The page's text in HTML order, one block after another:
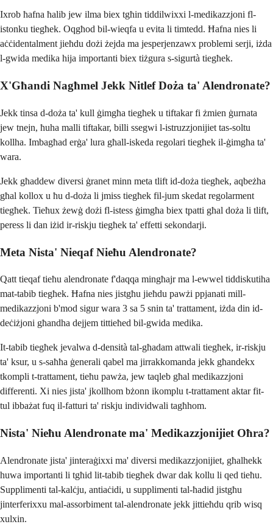
Ixrob ħafna ħalib jew ilma biex tgħin tiddilwixxi l-medikazzjoni fl-
istonku tiegħek. Oqgħod bil-wieqfa u evita li timtedd. Ħafna nies li
aċċidentalment jieħdu dożi żejda ma jesperjenzawx problemi serji, iżda
l-gwida medika hija importanti biex tiżgura s-sigurtà tiegħek.
X'Għandi Nagħmel Jekk Nitlef Doża ta' Alendronate?
Jekk tinsa d-doża ta' kull ġimgħa tiegħek u tiftakar fi żmien ġurnata
jew tnejn, ħuha malli tiftakar, billi ssegwi l-istruzzjonijiet tas-soltu
kollha. Imbagħad erġa' lura għall-iskeda regolari tiegħek il-ġimgħa ta'
wara.
Jekk għaddew diversi ġranet minn meta tlift id-doża tiegħek, aqbeżha
għal kollox u ħu d-doża li jmiss tiegħek fil-jum skedat regolarment
tiegħek. Tieħux żewġ dożi fl-istess ġimgħa biex tpatti għal doża li tlift,
peress li dan iżid ir-riskju tiegħek ta' effetti sekondarji.
Meta Nista' Nieqaf Nieħu Alendronate?
Qatt tieqaf tieħu alendronate f'daqqa mingħajr ma l-ewwel tiddiskutiha
mat-tabib tiegħek. Ħafna nies jistgħu jieħdu pawżi ppjanati mill-
medikazzjoni b'mod sigur wara 3 sa 5 snin ta' trattament, iżda din id-
deċiżjoni għandha dejjem tittieħed bil-gwida medika.
It-tabib tiegħek jevalwa d-densità tal-għadam attwali tiegħek, ir-riskju
ta' ksur, u s-saħħa ġenerali qabel ma jirrakkomanda jekk għandekx
tkompli t-trattament, tieħu pawża, jew taqleb għal medikazzjoni
differenti. Xi nies jista' jkollhom bżonn ikomplu t-trattament aktar fit-
tul ibbażat fuq il-fatturi ta' riskju individwali tagħhom.
Nista' Nieħu Alendronate ma' Medikazzjonijiet Oħra?
Alendronate jista' jinteraġixxi ma' diversi medikazzjonijiet, għalhekk
huwa importanti li tgħid lit-tabib tiegħek dwar dak kollu li qed tieħu.
Supplimenti tal-kalċju, antiaċidi, u supplimenti tal-ħadid jistgħu
jinterferixxu mal-assorbiment tal-alendronate jekk jittieħdu qrib wisq
xulxin.